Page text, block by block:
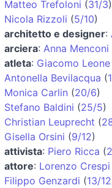
Matteo Trefoloni (31/3)
Nicola Rizzoli (5/10)
architetto e designer:
arciera: Anna Menconi
atleta: Giacomo Leone
Antonella Bevilacqua (
Monica Carlin (20/6)
Stefano Baldini (25/5)
Christian Leuprecht (
Gisella Orsini (9/12)
attivista: Piero Ricca (
attore: Lorenzo Crespi
Filippo Genzardi (13/12